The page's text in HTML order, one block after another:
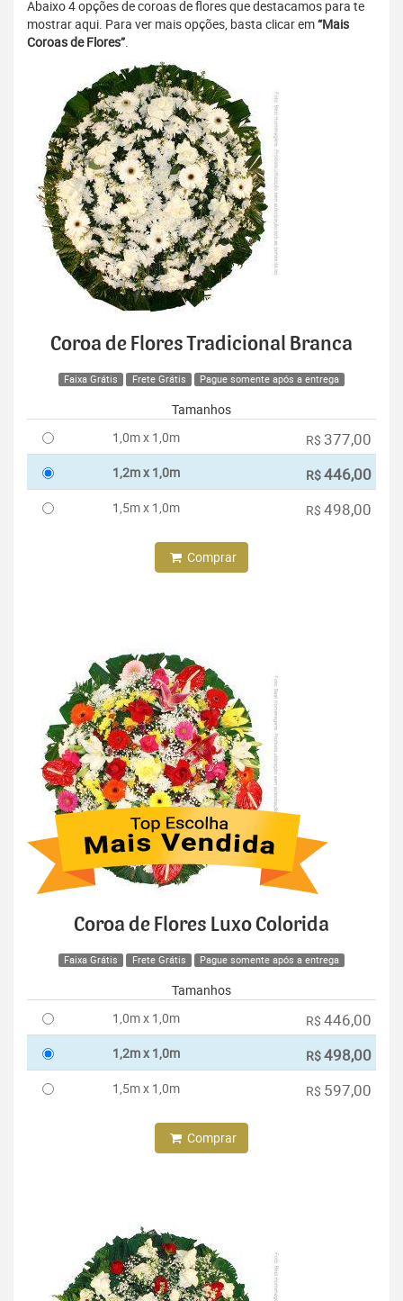
Abaixo 4 opções de coroas de flores que destacamos para te
mostrar aqui. Para ver mais opções, basta clicar em“Mais
Coroas de Flores”.
Coroa de Flores Tradicional Branca
Faixa Grátis Frete Grátis Pague somente após a entrega
Tamanhos
1,0m x 1,0m
R$ 377,00
1,2m x 1,0m R$446,00
1,5m x 1,0m R$ 498,00
Comprar
Coroa de Flores Luxo Colorida
Faixa Grátis Frete Grátis Pague somente após a entrega
Tamanhos
1,0m x 1,0m
R$ 446,00
1,2m x 1,0m R$498,00
1,5m x 1,0m R$ 597,00
Comprar